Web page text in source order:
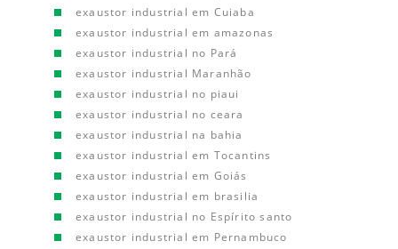
exaustor industrial em Cuiaba
exaustor industrial em amazonas
exaustor industrial no Pará
exaustor industrial Maranhão
exaustor industrial no piaui
exaustor industrial no ceara
exaustor industrial na bahia
exaustor industrial em Tocantins
exaustor industrial em Goiás
exaustor industrial em brasilia
exaustor industrial no Espírito santo
exaustor industrial em Pernambuco